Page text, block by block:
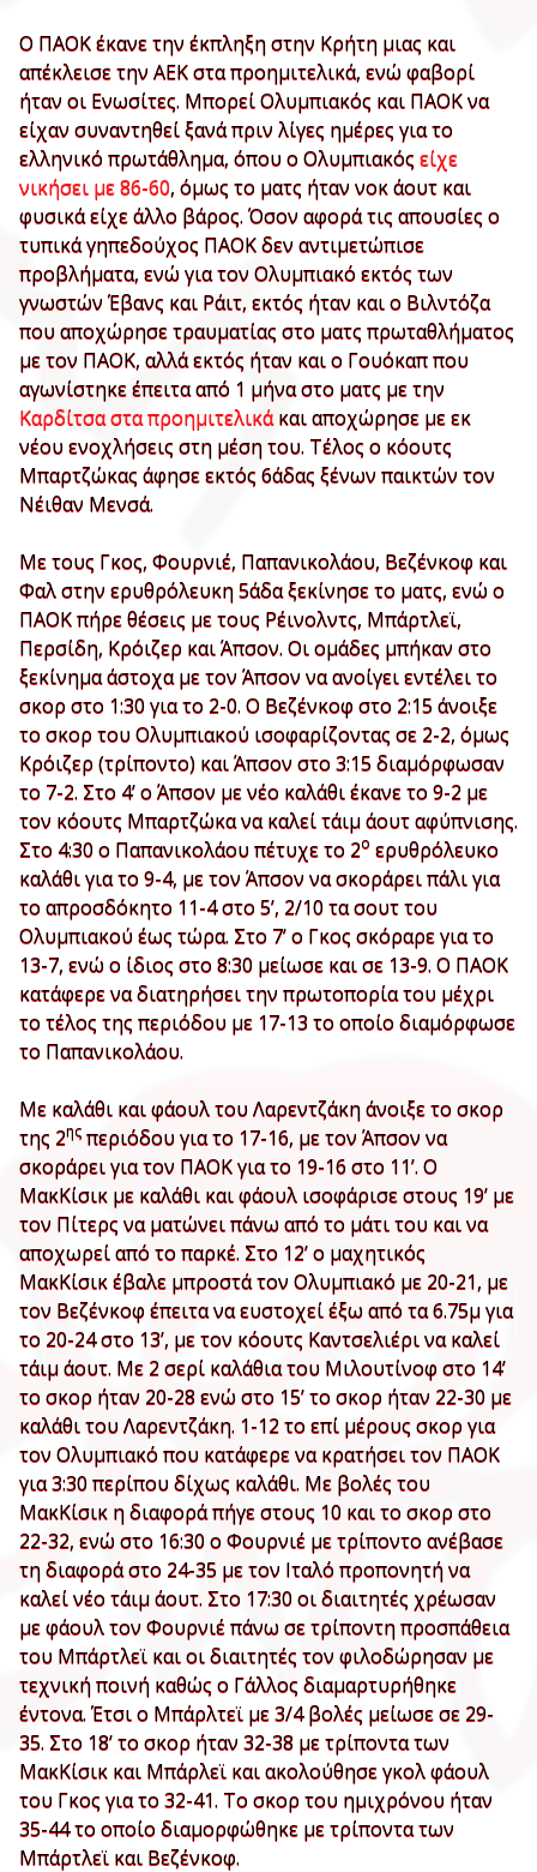
Ο ΠΑΟΚ έκανε την έκπληξη στην Κρήτη μιας και
απέκλεισε την ΑΕΚ στα προημιτελικά, ενώ φαβορί
ήταν οι Ενωσίτες. Μπορεί Ολυμπιακός και ΠΑΟΚ να
είχαν συναντηθεί ξανά πριν λίγες ημέρες για το
ελληνικό πρωτάθλημα, όπου ο Ολυμπιακός είχε
νικήσει με 86-60, όμως το ματς ήταν νοκ άουτ και
φυσικά είχε άλλο βάρος. Όσον αφορά τις απουσίες ο
τυπικά γηπεδούχος ΠΑΟΚ δεν αντιμετώπισε
προβλήματα, ενώ για τον Ολυμπιακό εκτός των
γνωστών Έβανς και Ράιτ, εκτός ήταν και ο Βιλντόζα
που αποχώρησε τραυματίας στο ματς πρωταθλήματος
με τον ΠΑΟΚ, αλλά εκτός ήταν και ο Γουόκαπ που
αγωνίστηκε έπειτα από 1 μήνα στο ματς με την
Καρδίτσα στα προημιτελικάκαι αποχώρησε με εκ
νέου ενοχλήσεις στη μέση του. Τέλος ο κόουτς
Μπαρτζώκας άφησε εκτός 6άδας ξένων παικτών τον
Νέιθαν Μενσά.
Με τους Γκος, Φουρνιέ, Παπανικολάου, Βεζένκοφ και
Φαλ στην ερυθρόλευκη 5άδα ξεκίνησε το ματς, ενώ ο
ΠΑΟΚ πήρε θέσεις με τους Ρέινολντς, Μπάρτλεϊ,
Περσίδη, Κρόιζερ και Άπσον. Οι ομάδες μπήκαν στο
ξεκίνημα άστοχα με τον Άπσον να ανοίγει εντέλει το
σκορ στο 1:30 για το 2-0. Ο Βεζένκοφ στο 2:15 άνοιξε
το σκορ του Ολυμπιακού ισοφαρίζοντας σε 2-2, όμως
Κρόιζερ (τρίποντο) και Άπσον στο 3:15 διαμόρφωσαν
το 7-2. Στο 4’ ο Άπσον με νέο καλάθι έκανε το 9-2 με
τον κόουτς Μπαρτζώκα να καλεί τάιμ άουτ αφύπνισης.
Στο 4:30 ο Παπανικολάου πέτυχε το 2ο ερυθρόλευκο
καλάθι για το 9-4, με τον Άπσον να σκοράρει πάλι για
το απροσδόκητο 11-4 στο 5’, 2/10 τα σουτ του
Ολυμπιακού έως τώρα. Στο 7’ ο Γκος σκόραρε για το
13-7, ενώ ο ίδιος στο 8:30 μείωσε και σε 13-9. Ο ΠΑΟΚ
κατάφερε να διατηρήσει την πρωτοπορία του μέχρι
το τέλος της περιόδου με 17-13 το οποίο διαμόρφωσε
το Παπανικολάου.
Με καλάθι και φάουλ του Λαρεντζάκη άνοιξε το σκορ
της 2ηςπεριόδου για το 17-16, με τον Άπσον να
σκοράρει για τον ΠΑΟΚ για το 19-16 στο 11’. Ο
ΜακΚίσικ με καλάθι και φάουλ ισοφάρισε στους 19’ με
τον Πίτερς να ματώνει πάνω από το μάτι του και να
αποχωρεί από το παρκέ. Στο 12’ ο μαχητικός
ΜακΚίσικ έβαλε μπροστά τον Ολυμπιακό με 20-21, με
τον Βεζένκοφ έπειτα να ευστοχεί έξω από τα 6.75μ για
το 20-24 στο 13’, με τον κόουτς Καντσελιέρι να καλεί
τάιμ άουτ. Με 2 σερί καλάθια του Μιλουτίνοφ στο 14’
το σκορ ήταν 20-28 ενώ στο 15’ το σκορ ήταν 22-30 με
καλάθι του Λαρεντζάκη. 1-12 το επί μέρους σκορ για
τον Ολυμπιακό που κατάφερε να κρατήσει τον ΠΑΟΚ
για 3:30 περίπου δίχως καλάθι. Με βολές του
ΜακΚίσικ η διαφορά πήγε στους 10 και το σκορ στο
22-32, ενώ στο 16:30 ο Φουρνιέ με τρίποντο ανέβασε
τη διαφορά στο 24-35 με τον Ιταλό προπονητή να
καλεί νέο τάιμ άουτ. Στο 17:30 οι διαιτητές χρέωσαν
με φάουλ τον Φουρνιέ πάνω σε τρίποντη προσπάθεια
του Μπάρτλεϊ και οι διαιτητές τον φιλοδώρησαν με
τεχνική ποινή καθώς ο Γάλλος διαμαρτυρήθηκε
έντονα. Έτσι ο Μπάρλτεϊ με 3/4 βολές μείωσε σε 29-
35. Στο 18’ το σκορ ήταν 32-38 με τρίποντα των
ΜακΚίσικ και Μπάρλεϊ και ακολούθησε γκολ φάουλ
του Γκος για το 32-41. Το σκορ του ημιχρόνου ήταν
35-44 το οποίο διαμορφώθηκε με τρίποντα των
Μπάρτλεϊ και Βεζένκοφ.